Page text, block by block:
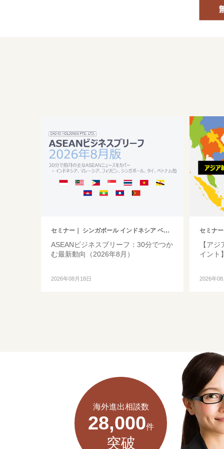
セミナー｜ シンガポール インドネシア ベトナム タイ フィリピン マレーシア ミャンマー カンボジア その他アジア
ASEANビジネスブリーフ：30分でつか
む最新動向（2026年8月）
2026年08月18日
セミナー
【ア
イント
2026年
海外進出相談数
28,000件
突破